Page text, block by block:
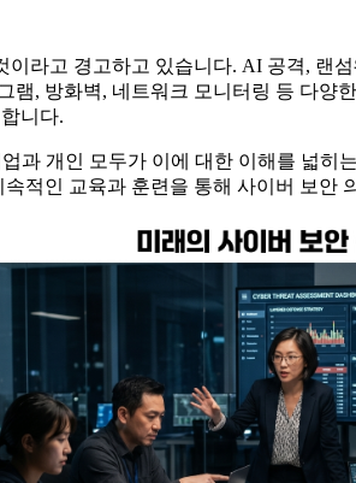
라고 경고하고 있습니다. AI 공격, 랜
, 방화벽, 네트워크 모니터링 등 다
니다.
과 개인 모두가 이에 대한 이해를 넓
적인 교육과 훈련을 통해 사이버 보안